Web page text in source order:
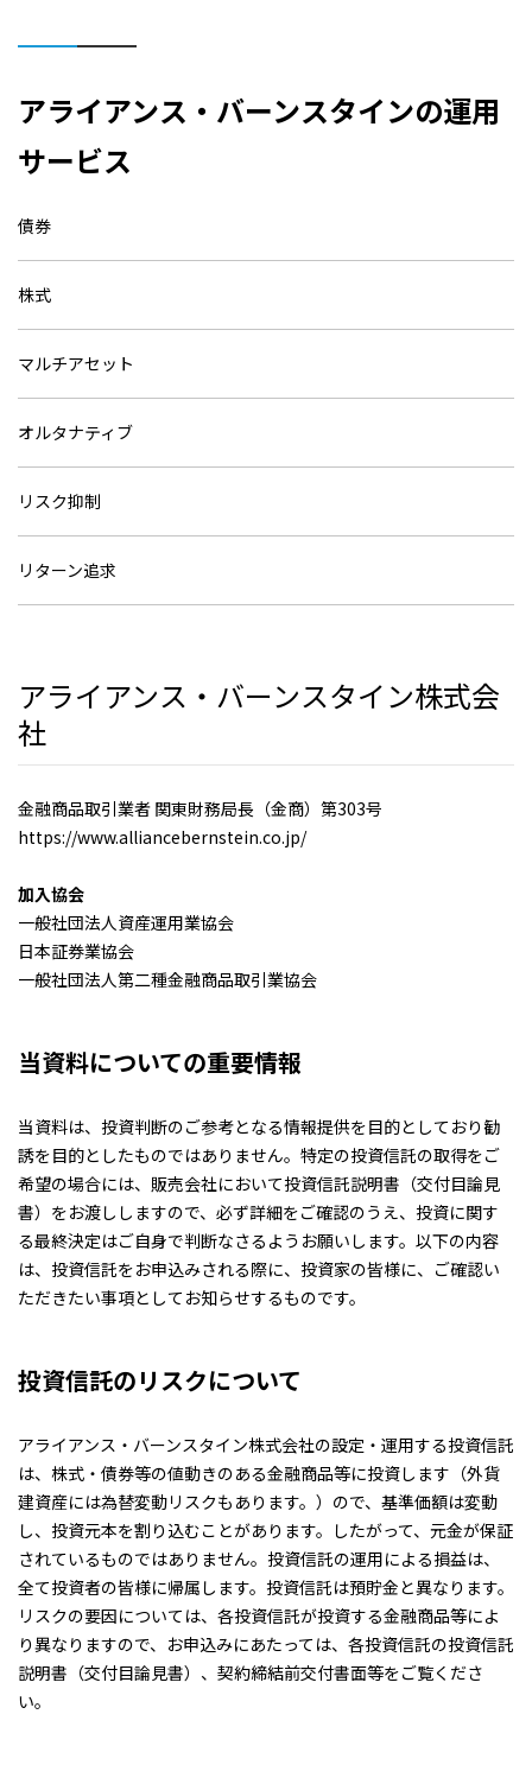
アライアンス・バーンスタインの運用
サービス
債券
株式
マルチアセット
オルタナティブ
リスク抑制
リターン追求
アライアンス・バーンスタイン株式会
社
金融商品取引業者 関東財務局長（金商）第303号
https://www.alliancebernstein.co.jp/
加入協会
一般社団法人資産運用業協会
日本証券業協会
一般社団法人第二種金融商品取引業協会
当資料についての重要情報
当資料は、投資判断のご参考となる情報提供を目的としており勧
誘を目的としたものではありません。特定の投資信託の取得をご
希望の場合には、販売会社において投資信託説明書（交付目論見
書）をお渡ししますので、必ず詳細をご確認のうえ、投資に関す
る最終決定はご自身で判断なさるようお願いします。以下の内容
は、投資信託をお申込みされる際に、投資家の皆様に、ご確認い
ただきたい事項としてお知らせするものです。
投資信託のリスクについて
アライアンス・バーンスタイン株式会社の設定・運用する投資信託
は、株式・債券等の値動きのある金融商品等に投資します（外貨
建資産には為替変動リスクもあります。）ので、基準価額は変動
し、投資元本を割り込むことがあります。したがって、元金が保証
されているものではありません。投資信託の運用による損益は、
全て投資者の皆様に帰属します。投資信託は預貯金と異なります。
リスクの要因については、各投資信託が投資する金融商品等によ
り異なりますので、お申込みにあたっては、各投資信託の投資信託
説明書（交付目論見書）、契約締結前交付書面等をご覧くださ
い。